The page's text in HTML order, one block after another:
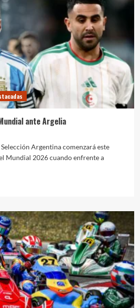
ante Argelia
Argentina comenzará este
Mundial 2026 cuando enfrente a